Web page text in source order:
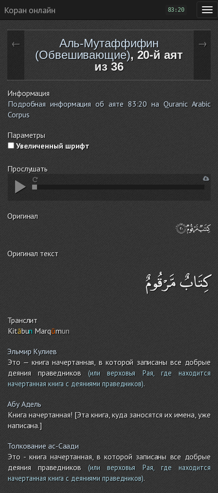
Коран онлайн 83:20
←
Аль-Мутаффифин
(Обвешивающие), 20-й аят
из 36
→
Информация
Подробная информация об аяте 83:20 на Quranic Arabic
Corpus
Параметры
Увеличенный шрифт
Прослушать
Оригинал
Оригинал текст
كِتَابٌ مَّرْقُومٌ
Транслит
Kitābun Marqūmun
Эльмир Кулиев
Это — книга начертанная, в которой записаны все добрые
деяния праведников(или верховья Рая, где находится
начертанная книга с деяниями праведников).
Абу Адель
Книга начертанная! [Эта книга, куда заносятся их имена, уже
написана.]
Толкование ас-Саади
Это - книга начертанная, в которой записаны все добрые
деяния праведников(или верховья Рая, где находится
начертанная книга с деяниями праведников).